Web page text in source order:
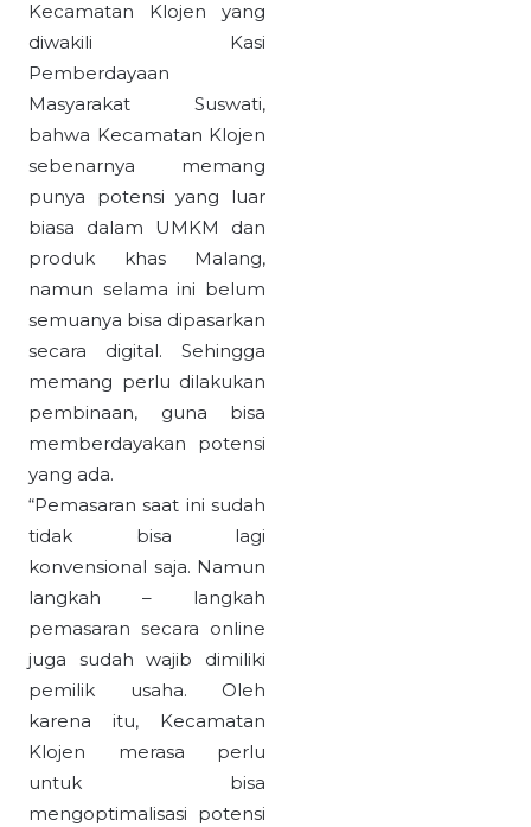
Kecamatan Klojen yang
diwakili Kasi
Pemberdayaan
Masyarakat Suswati,
bahwa Kecamatan Klojen
sebenarnya memang
punya potensi yang luar
biasa dalam UMKM dan
produk khas Malang,
namun selama ini belum
semuanya bisa dipasarkan
secara digital. Sehingga
memang perlu dilakukan
pembinaan, guna bisa
memberdayakan potensi
yang ada.
“Pemasaran saat ini sudah
tidak bisa lagi
konvensional saja. Namun
langkah – langkah
pemasaran secara online
juga sudah wajib dimiliki
pemilik usaha. Oleh
karena itu, Kecamatan
Klojen merasa perlu
untuk bisa
mengoptimalisasi potensi